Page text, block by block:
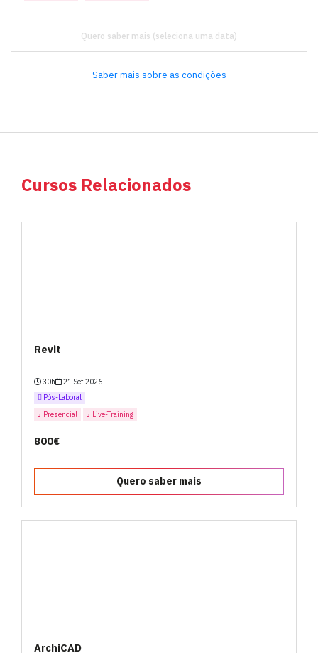
Quero saber mais
Saber mais sobre as condições
Cursos Relacionados
Revit
30h
21 Set 2026
Pós-Laboral
Presencial
Live-Training
800€
Quero saber mais
ArchiCAD